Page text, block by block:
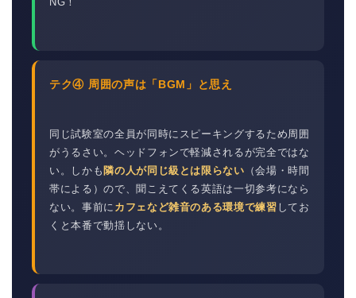
テク④ 周囲の声は「BGM」と思え
同じ試験室の全員が同時にスピーキングするため周囲
がうるさい。ヘッドフォンで軽減されるが完全ではな
い。しかも 隣の人が同じ級とは限らない （会場・時間
帯による）ので、聞こえてくる英語は一切参考になら
ない。事前に カフェなど雑音のある環境で練習 してお
くと本番で動揺しない。